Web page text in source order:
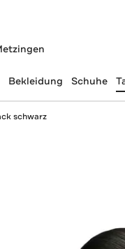
Bekleidung Schuhe
schwarz